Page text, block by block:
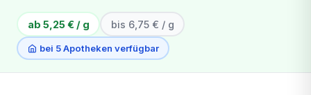
ab 5,25 € / g bis 6,75 € / g
bei 5 Apotheken verfügbar